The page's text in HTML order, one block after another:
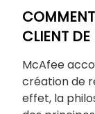
CLIENT
McAfee
création de
effet, la